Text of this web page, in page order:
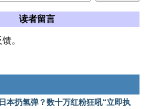
读者留言
。
本扔氢弹？数十万红粉狂吼“立即执